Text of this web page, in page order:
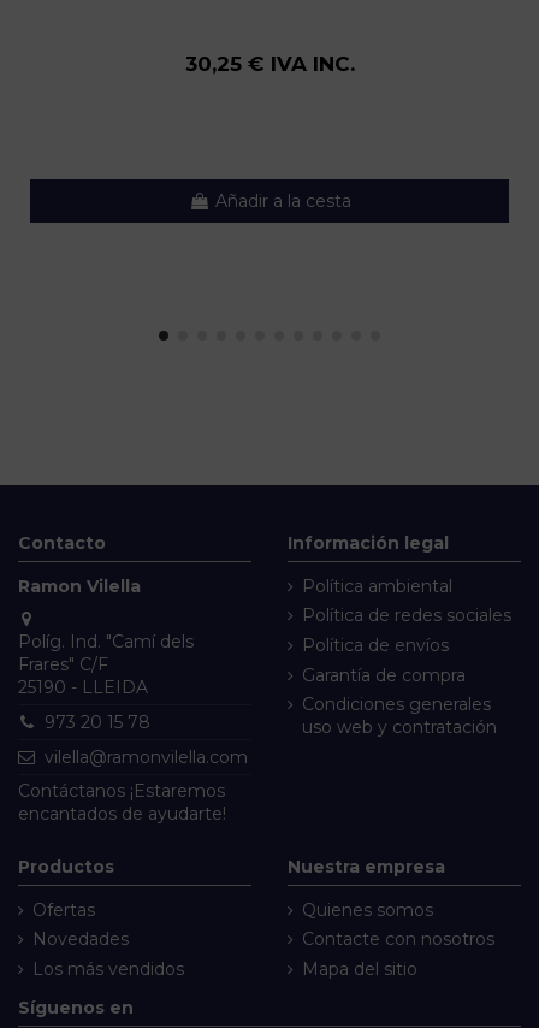
30,25 € IVA INC.
Añadir a la cesta
Contacto
Ramon Vilella
Políg. Ind. "Camí dels
Frares" C/F
25190 - LLEIDA
973 20 15 78
vilella@ramonvilella.com
Contáctanos ¡Estaremos
encantados de ayudarte!
Información legal
Política ambiental
Política de redes sociales
Política de envíos
Garantía de compra
Condiciones generales
uso web y contratación
Productos
Ofertas
Novedades
Los más vendidos
Nuestra empresa
Quienes somos
Contacte con nosotros
Mapa del sitio
Síguenos en